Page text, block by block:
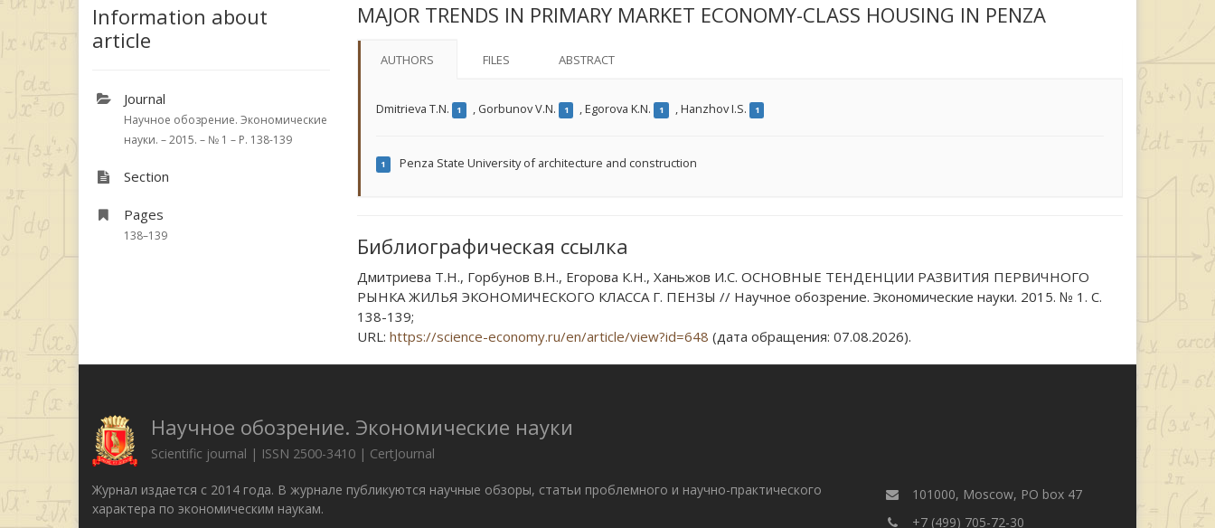
Information about
article
Journal
Научное обозрение. Экономические
науки. – 2015. – № 1 – P. 138-139
Section
Pages
138–139
MAJOR TRENDS IN PRIMARY MARKET ECONOMY-CLASS HOUSING IN PENZA
AUTHORS FILES ABSTRACT
Dmitrieva T.N. 1 , Gorbunov V.N. 1 ,Egorova K.N. 1 ,Hanzhov I.S. 1
1 Penza State University of architecture and construction
Библиографическая ссылка
Дмитриева Т.Н., Горбунов В.Н., Егорова К.Н., Ханьжов И.С. ОСНОВНЫЕ ТЕНДЕНЦИИ РАЗВИТИЯ ПЕРВИЧНОГО
РЫНКА ЖИЛЬЯ ЭКОНОМИЧЕСКОГО КЛАССА Г. ПЕНЗЫ // Научное обозрение. Экономические науки. 2015. № 1. С.
138-139;
URL: https://science-economy.ru/en/article/view?id=648 (дата обращения: 07.08.2026).
Научное обозрение. Экономические науки
Scientific journal | ISSN 2500-3410 | CertJournal
Журнал издается с 2014 года. В журнале публикуются научные обзоры, статьи проблемного и научно-практического
характера по экономическим наукам.
101000, Moscow, PO box 47
+7 (499) 705-72-30